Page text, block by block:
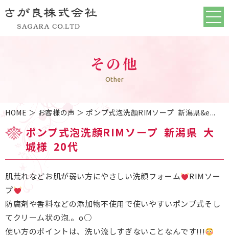
その他
Other
HOME ＞ お客様の声 ＞ ポンプ式泡洗顔RIMソープ 新潟県&e...
ポンプ式泡洗顔RIMソープ新潟県 大
城様 20代
肌荒れなどお肌が弱い方にやさしい洗顔フォーム
RIMソー
プ
防腐剤や香料などの添加物不使用で使いやすいポンプ式そし
てクリーム状の泡.。o○
使い方のポイントは、洗い流しすぎないことなんです!!!